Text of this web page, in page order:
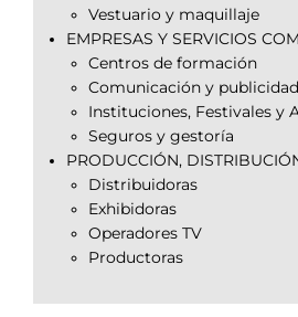
Vestuario y maquillaje
EMPRESAS Y SERVICIOS
Centros de formación
Comunicación y publicidad
Instituciones, Festivales y
Seguros y gestoría
PRODUCCIÓN,
Distribuidoras
Exhibidoras
Operadores TV
Productoras